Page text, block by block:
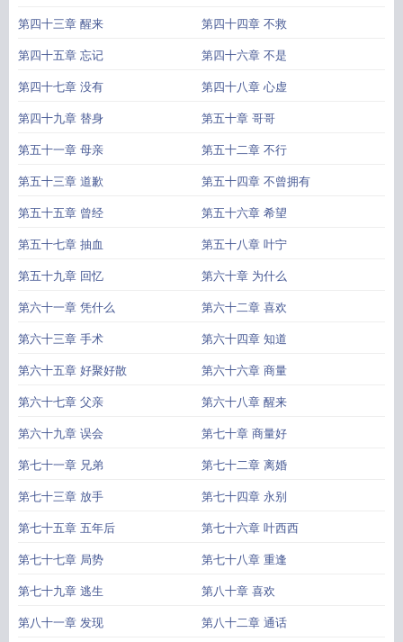
第四十三章 醒来 第四十四章 不救
第四十五章 忘记 第四十六章 不是
第四十七章 没有 第四十八章 心虚
第四十九章 替身 第五十章 哥哥
第五十一章 母亲 第五十二章 不行
第五十三章 道歉 第五十四章 不曾拥有
第五十五章 曾经 第五十六章 希望
第五十七章 抽血 第五十八章 叶宁
第五十九章 回忆 第六十章 为什么
第六十一章 凭什么 第六十二章 喜欢
第六十三章 手术 第六十四章 知道
第六十五章 好聚好散 第六十六章 商量
第六十七章 父亲 第六十八章 醒来
第六十九章 误会 第七十章 商量好
第七十一章 兄弟 第七十二章 离婚
第七十三章 放手 第七十四章 永别
第七十五章 五年后 第七十六章 叶西西
第七十七章 局势 第七十八章 重逢
第七十九章 逃生 第八十章 喜欢
第八十一章 发现 第八十二章 通话